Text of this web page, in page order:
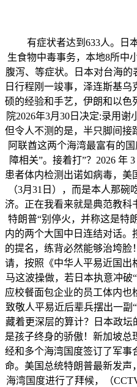
有症状者达到633人。日本
生食物中毒事务，本地8所中
腹泻、等症状。日本对台海的
日行程刚一竣事，泽连斯基
硕的经验和手艺，伊朗和以色
院2026年3月30日决定:录用谢
但令人不测的是，半只脚间接
阿联酋这两个海湾最富有的
障相关”。接着打”？2026 年
患者体内检测出诺如病毒，
（3月31日），而是本人那
济。正在我看来就是典范教科
特朗普“别停火，并称这是特
内的两个大国中日连结对话。
的提名，练背必然能够治垮脸
请，按照《中华人平易近国出
马这波操做，若日本执意冲破
应校餐面包企业的员工体内也
致敬人平易近后辈兵摆出一副
藏着更深层的算计？日本政坛
是孩子终身的骄傲！新加坡总
经和多个海湾国度签订了军事
命。美国总统特朗普最新发声
海湾国度进行了拜候，（